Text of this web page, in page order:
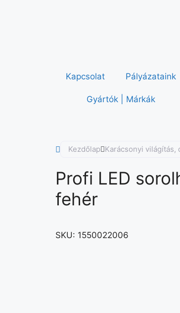
Kapcsolat Pályázataink
Gyártók | Márkák
Kezdőlap Karácsonyi
Profi LED
fehér
SKU: 1550022006